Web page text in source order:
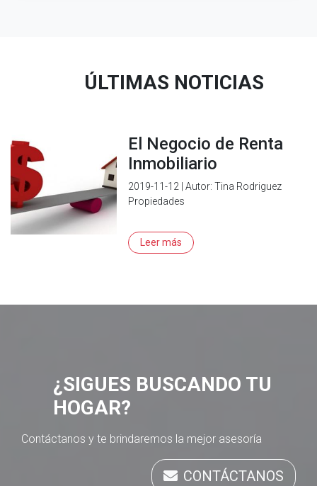
ÚLTIMAS NOTICIAS
El Negocio de Renta
Inmobiliario
2019-11-12 | Autor: Tina Rodriguez
Propiedades
Leer más
¿SIGUES BUSCANDO TU
HOGAR?
Contáctanos y te brindaremos la mejor asesoría
CONTÁCTANOS